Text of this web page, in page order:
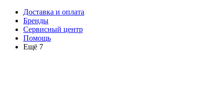
Доставка и оплата
Бренды
Сервисный центр
Помощь
Ещё 7